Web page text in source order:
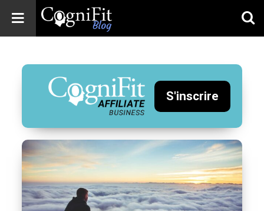
Blog: Brain
Health
News
Brain Training,
Mental Health, and
Wellness
S'inscrire